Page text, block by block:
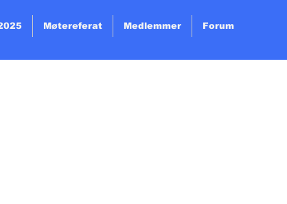
Møtereferat Medlemmer Forum